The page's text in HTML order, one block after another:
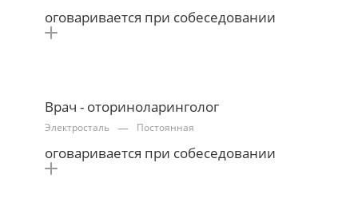
оговаривается при собеседовании
Врач - оториноларинголог
Электросталь — Постоянная
оговаривается при собеседовании